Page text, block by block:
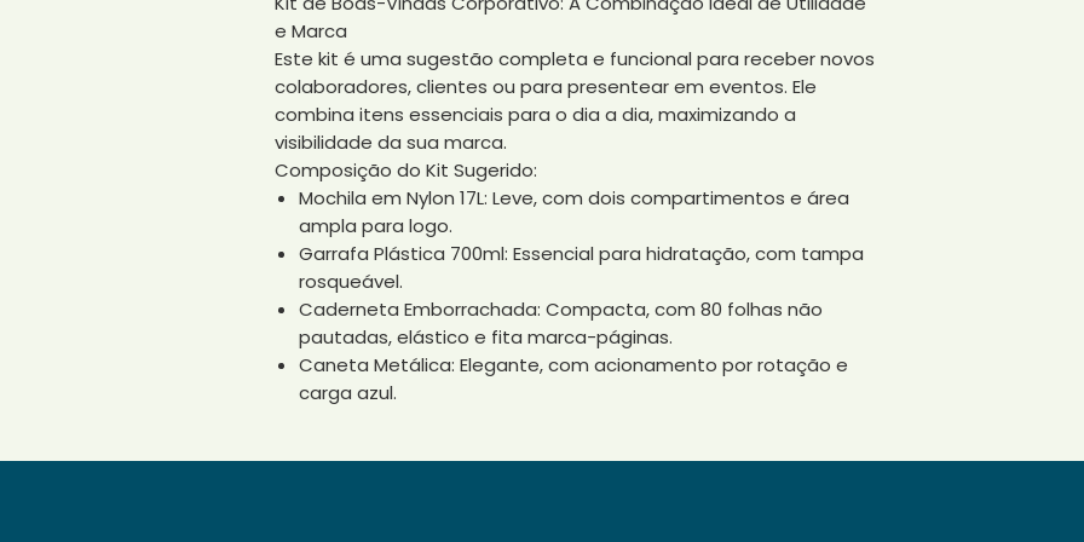
e Marca
Este kit é uma sugestão completa e funcional para receber novos
colaboradores, clientes ou para presentear em eventos. Ele
combina itens essenciais para o dia a dia, maximizando a
visibilidade da sua marca.
Composição do Kit Sugerido:
Mochila em Nylon 17L: Leve, com dois compartimentos e área
ampla para logo.
Garrafa Plástica 700ml: Essencial para hidratação, com tampa
rosqueável.
Caderneta Emborrachada: Compacta, com 80 folhas não
pautadas, elástico e fita marca-páginas.
Caneta Metálica: Elegante, com acionamento por rotação e
carga azul.